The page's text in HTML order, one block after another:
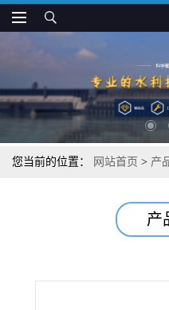
您当前的位置： 网站首页 > 产
产